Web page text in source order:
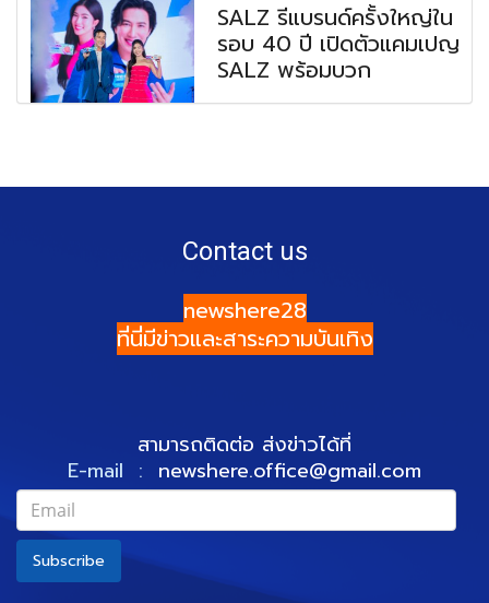
SALZ รีแบรนด์ครั้งใหญ่ใน
รอบ 40 ปี เปิดตัวแคมเปญ
SALZ พร้อมบวก
Contact us
newshere28
ที่นี่มีข่าวและสาระความบันเทิง
สามารถติดต่อ ส่งข่าวได้ที่
E-mail : newshere.office@gmail.com
Subscribe